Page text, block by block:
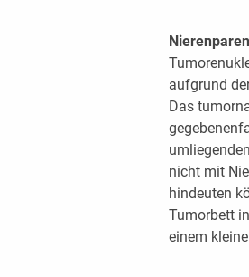
aufgrund
Das
nicht mit
hindeuten
Tumorbett
einem